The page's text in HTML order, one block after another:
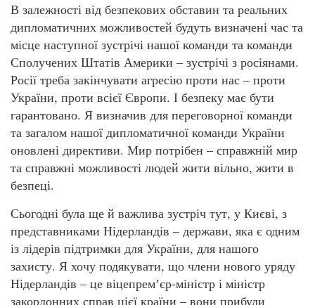
В залежності від безпекових обставин та реальних
дипломатичних можливостей будуть визначені час та
місце наступної зустрічі нашої команди та команди
Сполучених Штатів Америки – зустрічі з росіянами.
Росії треба закінчувати агресію проти нас – проти
України, проти всієї Європи. І безпеку має бути
гарантовано. Я визначив для переговорної команди
та загалом нашої дипломатичної команди України
оновлені директиви. Мир потрібен – справжній мир
та справжні можливості людей жити вільно, жити в
безпеці.
Сьогодні була ще й важлива зустріч тут, у Києві, з
представниками Нідерландів – держави, яка є одним
із лідерів підтримки для України, для нашого
захисту. Я хочу подякувати, що члени нового уряду
Нідерландів – це віцепремʼєр-міністр і міністр
закордонних справ цієї країни – вони прибули